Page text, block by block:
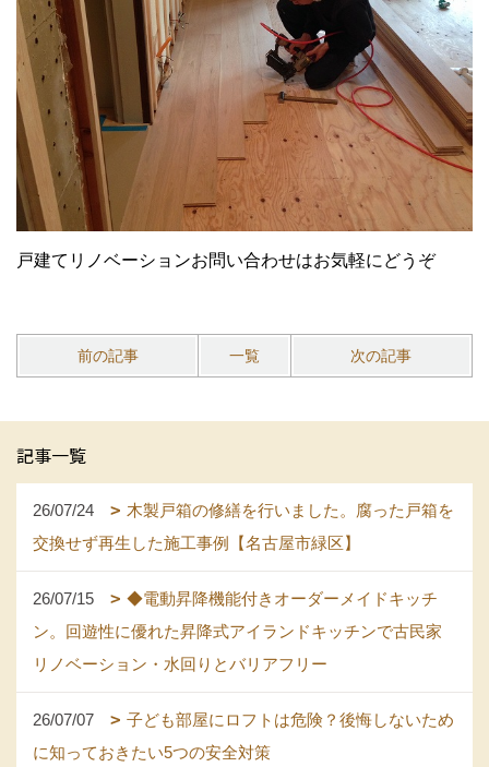
戸建てリノベーションお問い合わせはお気軽にどうぞ
前の記事 一覧 次の記事
記事一覧
26/07/24
木製戸箱の修繕を行いました。腐った戸箱を
交換せず再生した施工事例【名古屋市緑区】
26/07/15
◆電動昇降機能付きオーダーメイドキッチ
ン。回遊性に優れた昇降式アイランドキッチンで古民家
リノベーション・水回りとバリアフリー
26/07/07
子ども部屋にロフトは危険？後悔しないため
に知っておきたい5つの安全対策